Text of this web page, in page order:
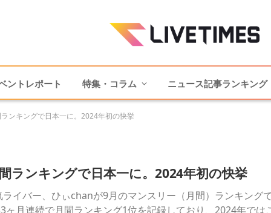
ントレポート 特集・コラム ニュース記事ランキング
ンキングで日本一に。2024年初の快挙
ランキングで日本一に。2024年初の快挙
イバー、ひぃchanが9月のマンスリー（月間）ランキング
月連続で月間ランキング1位を記録しており、2024年では